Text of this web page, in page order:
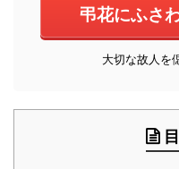
弔花にふさ
大切な故人を